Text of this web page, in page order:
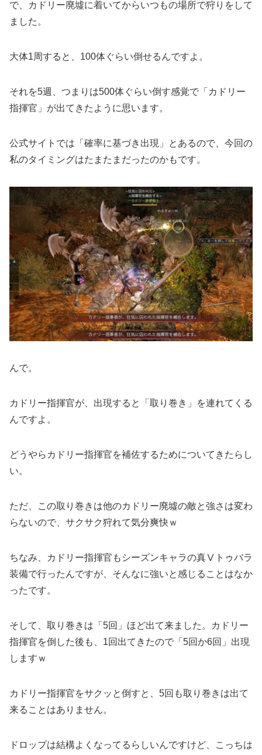
で、カドリー廃墟に着いてからいつもの場所で狩りをして
ました。
大体1周すると、100体ぐらい倒せるんですよ。
それを5週、つまりは500体ぐらい倒す感覚で「カドリー
指揮官」が出てきたように思います。
公式サイトでは「確率に基づき出現」とあるので、今回の
私のタイミングはたまたまだったのかもです。
んで。
カドリー指揮官が、出現すると「取り巻き」を連れてくる
んですよ。
どうやらカドリー指揮官を補佐するためについてきたらし
い。
ただ、この取り巻きは他のカドリー廃墟の敵と強さは変わ
らないので、サクサク狩れて気分爽快ｗ
ちなみ、カドリー指揮官もシーズンキャラの真Ⅴトゥバラ
装備で行ったんですが、そんなに強いと感じることはなか
ったです。
そして、取り巻きは「5回」ほど出て来ました。カドリー
指揮官を倒した後も、1回出てきたので「5回か6回」出現
しますｗ
カドリー指揮官をサクッと倒すと、5回も取り巻きは出て
来ることはありません。
ドロップは結構よくなってるらしいんですけど、こっちは